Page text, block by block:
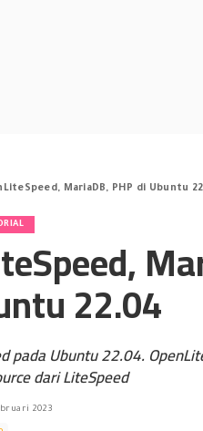
MariaDB, PHP di Ubuntu
22.04
pada Ubuntu 22.04.
dari LiteSpeed
2023